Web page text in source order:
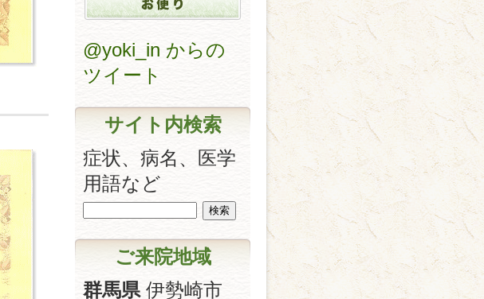
@yoki_in からの
ツイート
サイト内検索
症状、病名、医学
用語など
ご来院地域
群馬県伊勢崎市